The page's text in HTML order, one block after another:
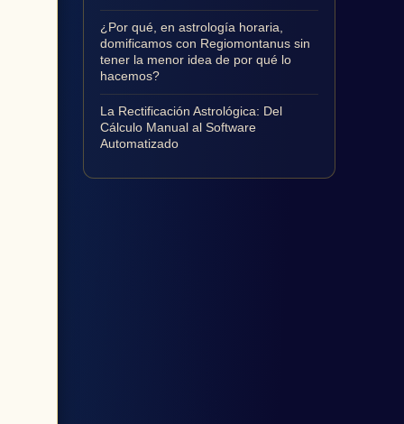
¿Por qué, en astrología horaria,
domificamos con Regiomontanus sin
tener la menor idea de por qué lo
hacemos?
La Rectificación Astrológica: Del
Cálculo Manual al Software
Automatizado